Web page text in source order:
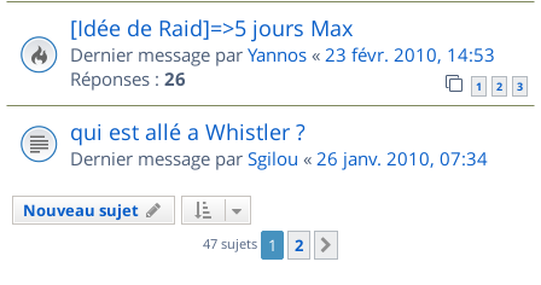
[Idée de Raid]=>5 jours Max
Dernier message par Yannos « 23 févr. 2010, 14:53
Réponses : 26 1 2 3
qui est allé a Whistler ?
Dernier message par Sgilou « 26 janv. 2010, 07:34
Nouveau sujet
47 sujets 1 2